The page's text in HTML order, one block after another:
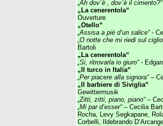
„Ah dov´è , dov´è il cimento?“
„La cenerentola“
Ouverture
„Otello“
„Assisa a piè d’un salice“-
„O notte che mi riedi sul
Bartoli
„La cenerentola“
„Si, ritrovarla io giuro“-
„Il turco in Italia“
„Per piacere alla signora“ –
„Il barbiere di Siviglia“
Gewittermusik
„Zitti, zitti, piano, piano“ –
„Mi par d’esser“ – Cecilia
Rocha, Levy Segkapane,
Corbelli, Ildebrando